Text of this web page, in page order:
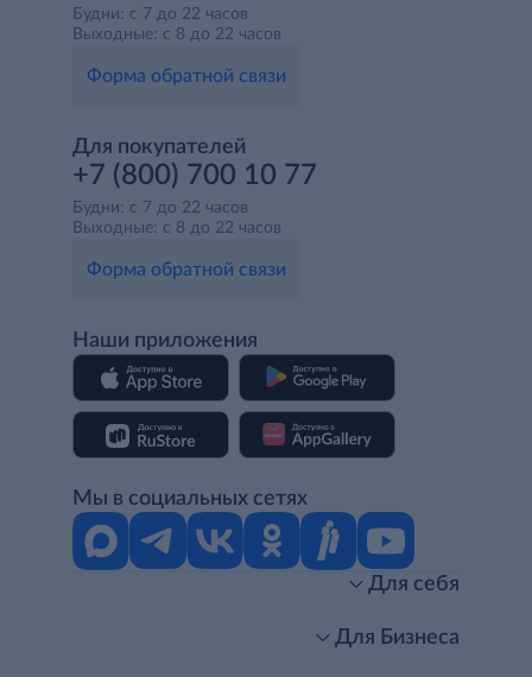
Будни: с 7 до 22 часов
Выходные: с 8 до 22 часов
Форма обратной связи
Для покупателей
+7 (800) 700 10 77
Будни: с 7 до 22 часов
Выходные: с 8 до 22 часов
Форма обратной связи
Наши приложения
Мы в социальных сетях
Для себя
Стань клиентом METRO
Для Бизнеса